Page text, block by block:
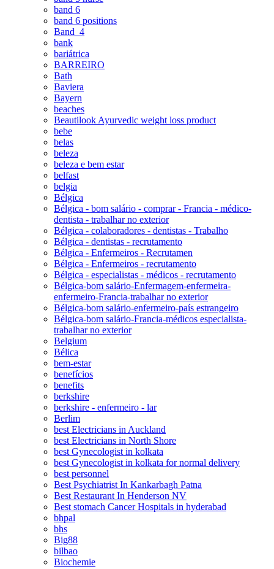
band 6
band 6 positions
Band_4
bank
bariátrica
BARREIRO
Bath
Baviera
Bayern
beaches
Beautilook Ayurvedic weight loss product
bebe
belas
beleza
beleza e bem estar
belfast
belgia
Bélgica
Bélgica - bom salário - comprar - Francia - médico-
dentista - trabalhar no exterior
Bélgica - colaboradores - dentistas - Trabalho
Bélgica - dentistas - recrutamento
Bélgica - Enfermeiros - Recrutamen
Bélgica - Enfermeiros - recrutamento
Bélgica - especialistas - médicos - recrutamento
Bélgica-bom salário-Enfermagem-enfermeira-
enfermeiro-Francia-trabalhar no exterior
Bélgica-bom salário-enfermeiro-país estrangeiro
Bélgica-bom salário-Francia-médicos especialista-
trabalhar no exterior
Belgium
Bélica
bem-estar
benefícios
benefits
berkshire
berkshire - enfermeiro - lar
Berlim
best Electricians in Auckland
best Electricians in North Shore
best Gynecologist in kolkata
best Gynecologist in kolkata for normal delivery
best personnel
Best Psychiatrist In Kankarbagh Patna
Best Restaurant In Henderson NV
Best stomach Cancer Hospitals in hyderabad
bhpal
bhs
Big88
bilbao
Biochemie